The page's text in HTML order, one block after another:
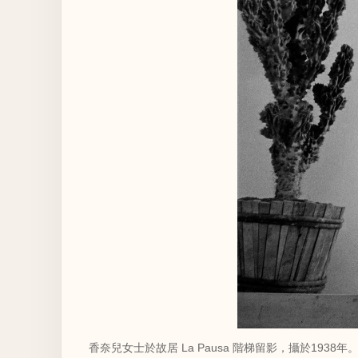
香奈兒女士於故居 La Pausa 階梯留影，攝於1938年。